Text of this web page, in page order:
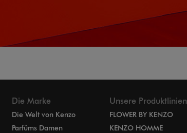
Die Marke
Die Welt von Kenzo
Parfüms Damen
Unsere Produktlinien
FLOWER BY KENZO
KENZO HOMME